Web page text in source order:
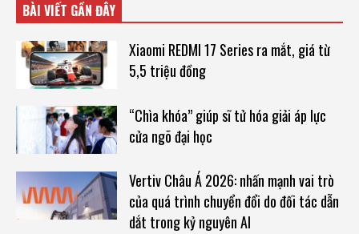
BÀI VIẾT GẦN ĐÂY
Xiaomi REDMI 17 Series ra mắt, giá từ
5,5 triệu đồng
“Chìa khóa” giúp sĩ tử hóa giải áp lực
cửa ngõ đại học
Vertiv Châu Á 2026: nhấn mạnh vai trò
của quá trình chuyển đổi do đối tác dẫn
dắt trong kỷ nguyên AI